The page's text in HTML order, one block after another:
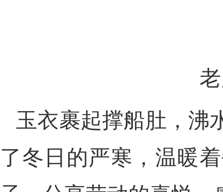
玉衣裹起撑船肚，沸
了冬日的严寒，温暖